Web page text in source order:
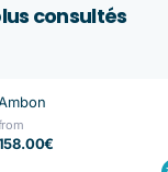
consultés